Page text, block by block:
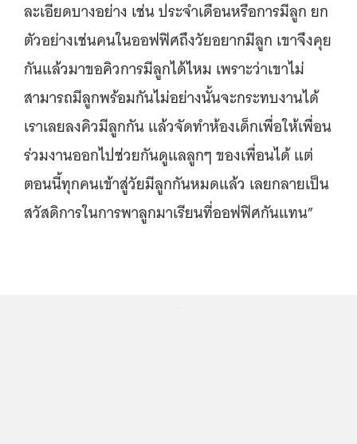
ละเอียดบางอย่าง เช่น ประจำเดือนหรือการมีลูก ยก
ตัวอย่างเช่นคนในออฟฟิศถึงวัยอยากมีลูก เขาจึงคุย
กันแล้วมาขอคิวการมีลูกได้ไหม เพราะว่าเขาไม่
สามารถมีลูกพร้อมกันไม่อย่างนั้นจะกระทบงานได้
เราเลยลงคิวมีลูกกัน แล้วจัดทำห้องเด็กเพื่อให้เพื่อน
ร่วมงานออกไปช่วยกันดูแลลูกๆ ของเพื่อนได้ แต่
ตอนนี้ทุกคนเข้าสู่วัยมีลูกกันหมดแล้ว เลยกลายเป็น
สวัสดิการในการพาลูกมาเรียนที่ออฟฟิศกันแทน”